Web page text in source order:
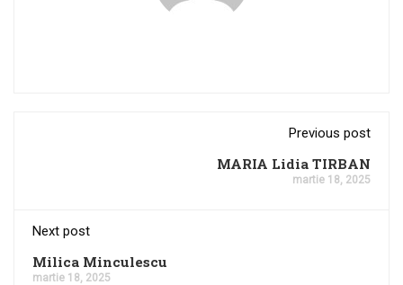
Previous post
MARIA Lidia TIRBAN
martie 18, 2025
Next post
Milica Minculescu
martie 18, 2025